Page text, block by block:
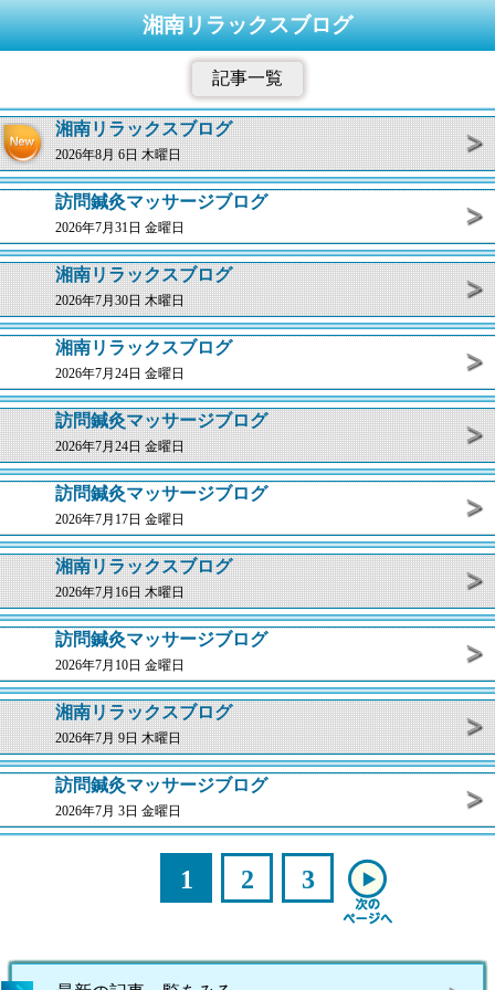
湘南リラックスブログ
記事一覧
湘南リラックスブログ
2026年8月 6日 木曜日
訪問鍼灸マッサージブログ
2026年7月31日 金曜日
湘南リラックスブログ
2026年7月30日 木曜日
湘南リラックスブログ
2026年7月24日 金曜日
訪問鍼灸マッサージブログ
2026年7月24日 金曜日
訪問鍼灸マッサージブログ
2026年7月17日 金曜日
湘南リラックスブログ
2026年7月16日 木曜日
訪問鍼灸マッサージブログ
2026年7月10日 金曜日
湘南リラックスブログ
2026年7月 9日 木曜日
訪問鍼灸マッサージブログ
2026年7月 3日 金曜日
1 2 3